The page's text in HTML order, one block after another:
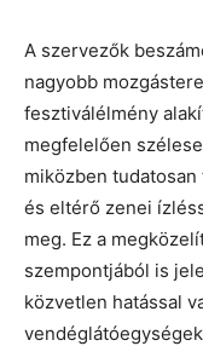
A szervezők
nagyobb
fesztiválélmény
megfelelően
miközben
és eltérő zenei
meg. Ez a
szempontjából is
közvetlen hatással